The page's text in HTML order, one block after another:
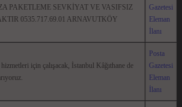
PAKETLEME SEVKİYAT VE VASIFSIZ
0535.717.69.01 ARNAVUTKÖY
Gazetesi
Eleman
İlanı
için çalışacak, İstanbul Kâğıthane de
Posta
Gazetesi
Eleman
İlanı